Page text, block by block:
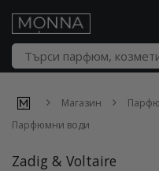
Магазин
Парфюмни води
Zadig & Voltaire